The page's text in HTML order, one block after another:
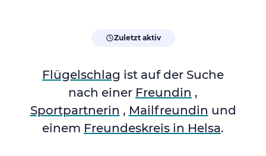
Zuletzt aktiv
Flügelschlag ist auf der Suche
nach einer Freundin ,
Sportpartnerin , Mailfreundin und
einem Freundeskreis in Helsa.